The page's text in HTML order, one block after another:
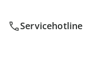
Servicehotline